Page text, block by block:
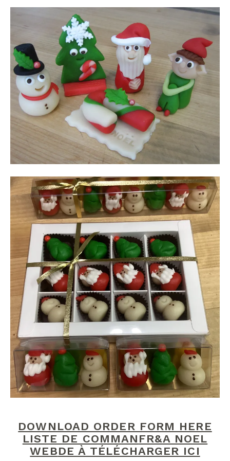
DOWNLOAD ORDER FORM HERE
LISTE DE COMMAN FR&A NOEL
WEBDE À TÉLÉCHARGER ICI